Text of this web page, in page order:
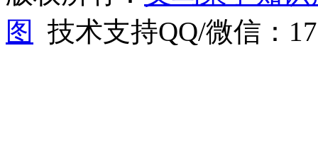
图
技术支持QQ/微信：